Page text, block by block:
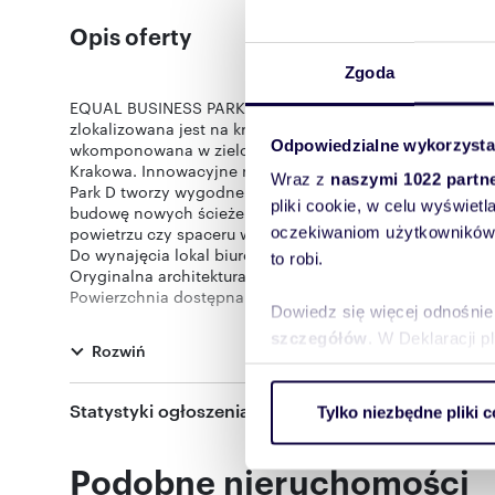
Zgoda
Odpowiedzialne
Wraz z naszymi 1022
pliki cookie, w celu
oczekiwaniom
to robi.
Dowiedz się więcej
szczegółów . W Deklaracji
ruch w naszej witrynie.
reklamowym i
uzyskanymi podczas
Tylko niezbędne pliki
Opis oferty
EQUAL BUSINESS PARK D to czwarty z budynków
zlokalizowana jest na krakowskim Podgórzu nieopodal
wkomponowana w zieloną przestrzeń parku sprawia, że
Krakowa. Innowacyjne rozwiązania technologiczne
Park D tworzy wygodne i inspirujące środowisko pracy,
budowę nowych ścieżek dla pieszych, stwarza
powietrzu czy spaceru w parku.
Do wynajęcia lokal biurowy w nowym kompleksie
Oryginalna architektura, dużo roślinności wokół obiektu.
Powierzchnia dostępna na tym piętrze w tym budynku to
Blisko przystanek tramwajowy- obok budynku,
Administratorem Pani/Pana danych jest Estate Fellows
ul. Pankiewicza 3 (00-696), która przetwarza powyższe
oferty, którą jest Pani/Pan zainteresowany. Więcej
22 3 pokaż telefon
Rozwiń
Statystyki ogłoszenia:
Podobne nieruchomości